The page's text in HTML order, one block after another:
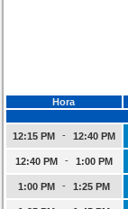
Hora
12:15 PM
- 12:40 PM
12:40 PM - 1:00 PM
1:00 PM - 1:25 PM